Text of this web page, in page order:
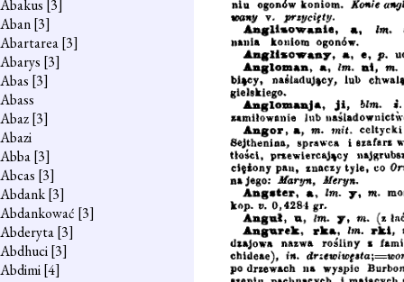
Abakus [3]
Aban[3]
Abartarea[3]
Abarys [3]
Abas [3]
Abass
Abaz[3]
Abazi
Abba[3]
Abcas [3]
Abdank[3]
Abdankować [3]
Abderyta[3]
Abdhuci[3]
Abdimi[4]